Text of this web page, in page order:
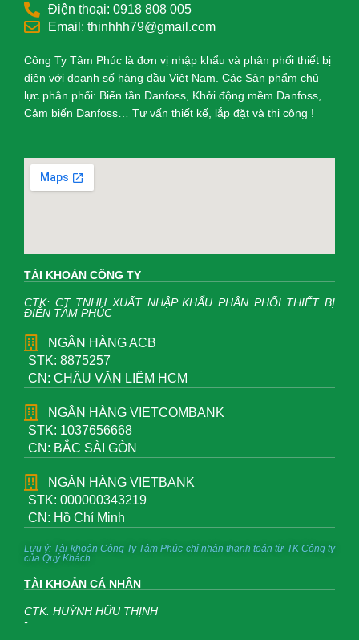
Điện thoại: 0918 808 005
Email: thinhhh79@gmail.com
Công Ty Tâm Phúc là đơn vị nhập khẩu và phân phối thiết bị
điện với doanh số hàng đầu Việt Nam. Các Sản phẩm chủ
lực phân phối: Biến tần Danfoss, Khởi động mềm Danfoss,
Cảm biến Danfoss… Tư vấn thiết kế, lắp đặt và thi công !
TÀI KHOẢN CÔNG TY
CTK: CT TNHH XUẤT NHẬP KHẨU PHÂN PHỐI THIẾT BỊ
ĐIỆN TÂM PHÚC
NGÂN HÀNG ACB
STK: 8875257
CN: CHÂU VĂN LIÊM HCM
NGÂN HÀNG VIETCOMBANK
STK: 1037656668
CN: BẮC SÀI GÒN
NGÂN HÀNG VIETBANK
STK: 000000343219
CN: Hồ Chí Minh
Lưu ý: Tài khoản Công Ty Tâm Phúc chỉ nhận thanh toán từ TK Công ty
của Quý Khách
TÀI KHOẢN CÁ NHÂN
CTK: HUỲNH HỮU THỊNH
-